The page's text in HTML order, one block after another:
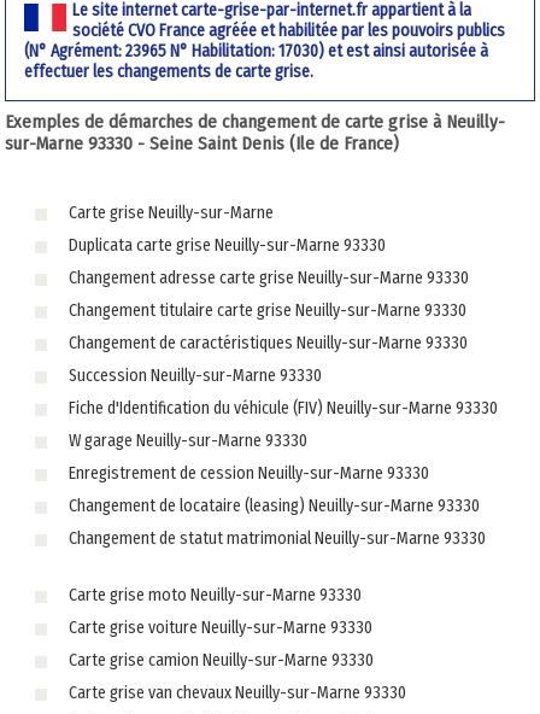
Le site internet carte-grise-par-internet.fr appartient à la
société CVO France agréée et habilitée par les pouvoirs publics
(N° Agrément: 23965 N° Habilitation: 17030) et est ainsi autorisée à
effectuer les changements de carte grise.
Exemples de démarches de changement de carte grise à Neuilly-
sur-Marne 93330 - Seine Saint Denis (Ile de France)
Carte grise Neuilly-sur-Marne
Duplicata carte grise Neuilly-sur-Marne 93330
Changement adresse carte grise Neuilly-sur-Marne 93330
Changement titulaire carte grise Neuilly-sur-Marne 93330
Changement de caractéristiques Neuilly-sur-Marne 93330
Succession Neuilly-sur-Marne 93330
Fiche d'Identification du véhicule (FIV) Neuilly-sur-Marne 93330
W garage Neuilly-sur-Marne 93330
Enregistrement de cession Neuilly-sur-Marne 93330
Changement de locataire (leasing) Neuilly-sur-Marne 93330
Changement de statut matrimonial Neuilly-sur-Marne 93330
Carte grise moto Neuilly-sur-Marne 93330
Carte grise voiture Neuilly-sur-Marne 93330
Carte grise camion Neuilly-sur-Marne 93330
Carte grise van chevaux Neuilly-sur-Marne 93330